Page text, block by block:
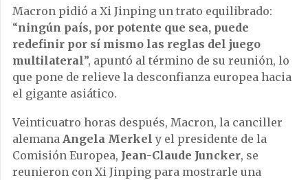
Macron pidió a Xi Jinping un trato equilibrado:
“ningún país, por potente que sea, puede
redefinir por sí mismo las reglas del juego
multilateral”, apuntó al término de su reunión, lo
que pone de relieve la desconfianza europea hacia
el gigante asiático.
Veinticuatro horas después, Macron, la canciller
alemana Angela Merkel y el presidente de la
Comisión Europea, Jean-Claude Juncker, se
reunieron con Xi Jinping para mostrarle una